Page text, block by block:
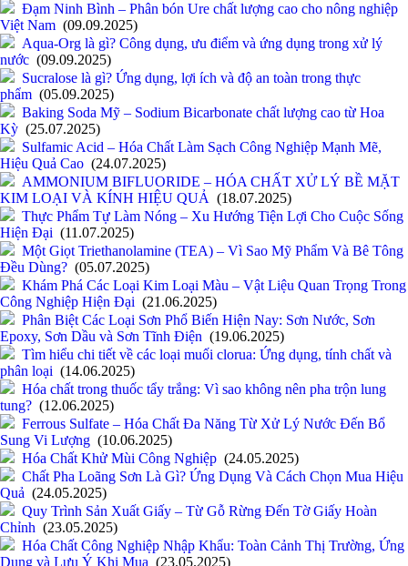
Đạm Ninh Bình – Phân bón Ure chất lượng cao cho nông nghiệp
Việt Nam (09.09.2025)
Aqua-Org là gì? Công dụng, ưu điểm và ứng dụng trong xử lý
nước (09.09.2025)
Sucralose là gì? Ứng dụng, lợi ích và độ an toàn trong thực
phẩm (05.09.2025)
Baking Soda Mỹ – Sodium Bicarbonate chất lượng cao từ Hoa
Kỳ (25.07.2025)
Sulfamic Acid – Hóa Chất Làm Sạch Công Nghiệp Mạnh Mẽ,
Hiệu Quả Cao (24.07.2025)
AMMONIUM BIFLUORIDE – HÓA CHẤT XỬ LÝ BỀ MẶT
KIM LOẠI VÀ KÍNH HIỆU QUẢ (18.07.2025)
Thực Phẩm Tự Làm Nóng – Xu Hướng Tiện Lợi Cho Cuộc Sống
Hiện Đại (11.07.2025)
Một Giọt Triethanolamine (TEA) – Vì Sao Mỹ Phẩm Và Bê Tông
Đều Dùng? (05.07.2025)
Khám Phá Các Loại Kim Loại Màu – Vật Liệu Quan Trọng Trong
Công Nghiệp Hiện Đại (21.06.2025)
Phân Biệt Các Loại Sơn Phổ Biến Hiện Nay: Sơn Nước, Sơn
Epoxy, Sơn Dầu và Sơn Tĩnh Điện (19.06.2025)
Tìm hiểu chi tiết về các loại muối clorua: Ứng dụng, tính chất và
phân loại (14.06.2025)
Hóa chất trong thuốc tẩy trắng: Vì sao không nên pha trộn lung
tung? (12.06.2025)
Ferrous Sulfate – Hóa Chất Đa Năng Từ Xử Lý Nước Đến Bổ
Sung Vi Lượng (10.06.2025)
Hóa Chất Khử Mùi Công Nghiệp (24.05.2025)
Chất Pha Loãng Sơn Là Gì? Ứng Dụng Và Cách Chọn Mua Hiệu
Quả (24.05.2025)
Quy Trình Sản Xuất Giấy – Từ Gỗ Rừng Đến Tờ Giấy Hoàn
Chỉnh (23.05.2025)
Hóa Chất Công Nghiệp Nhập Khẩu: Toàn Cảnh Thị Trường, Ứng
Dụng và Lưu Ý Khi Mua (23.05.2025)